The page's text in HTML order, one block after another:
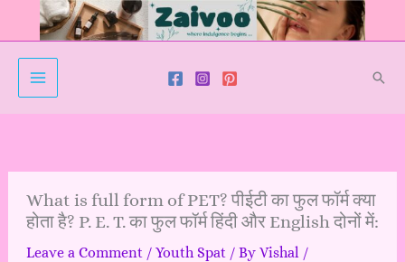
What is full form of PET? पीईटी का फुल फॉर्म क्या
होता है? P. E. T. का फुल फॉर्म हिंदी और English दोनों में:
Leave a Comment / Youth Spat/ By Vishal /